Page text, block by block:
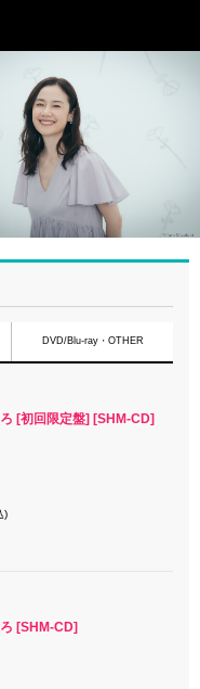
DVD/Blu-ray・OTHER
[初回限定盤] [SHM-CD]
)
[SHM-CD]